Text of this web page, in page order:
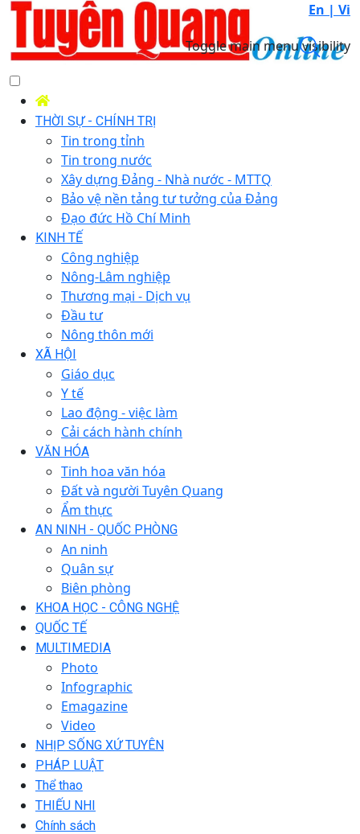
En | Vi
Toggle main menu visibility
THỜI SỰ - CHÍNH TRỊ
Tin trong tỉnh
Tin trong nước
Xây dựng Đảng - Nhà nước - MTTQ
Bảo vệ nền tảng tư tưởng của Đảng
Đạo đức Hồ Chí Minh
KINH TẾ
Công nghiệp
Nông-Lâm nghiệp
Thương mại - Dịch vụ
Đầu tư
Nông thôn mới
XÃ HỘI
Giáo dục
Y tế
Lao động - việc làm
Cải cách hành chính
VĂN HÓA
Tinh hoa văn hóa
Đất và người Tuyên Quang
Ẩm thực
AN NINH - QUỐC PHÒNG
An ninh
Quân sự
Biên phòng
KHOA HỌC - CÔNG NGHỆ
QUỐC TẾ
MULTIMEDIA
Photo
Infographic
Emagazine
Video
NHỊP SỐNG XỨ TUYÊN
PHÁP LUẬT
Thể thao
THIẾU NHI
Chính sách